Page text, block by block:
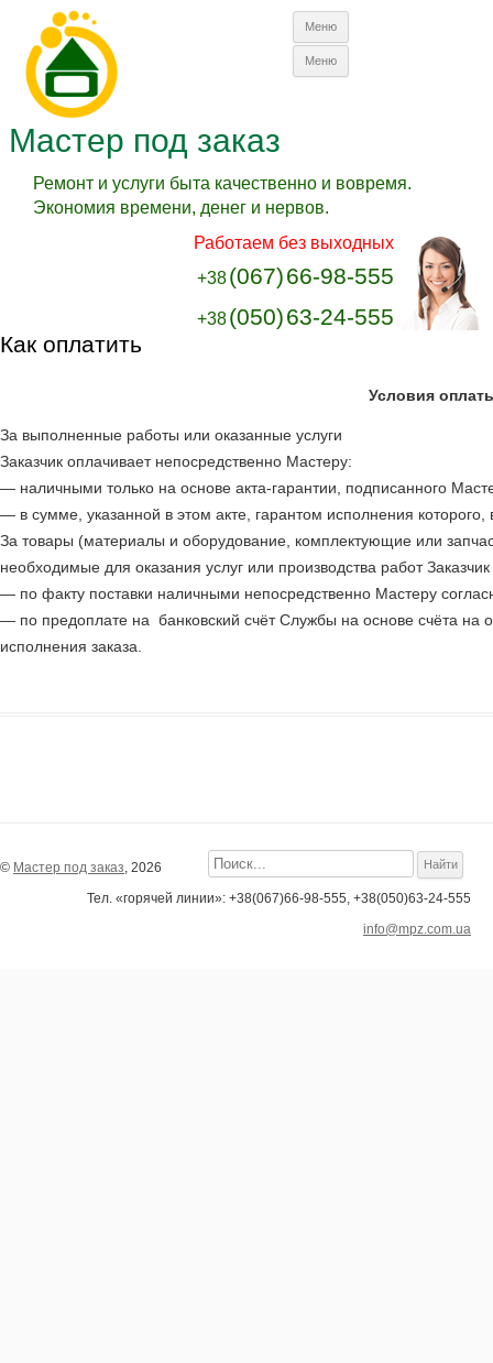
Мастер под заказ
Ремонт и услуги быта качественно и вовремя.
Экономия времени, денег и нервов.
Работаем без выходных
+38(067)66-98-555
+38(050)63-24-555
Меню
Меню
Как оплатить
Условия
За выполненные работы или оказанные услуги
Заказчик оплачивает непосредственно Мастеру:
— наличными только на основе акта-гарантии, подписанного
— в сумме, указанной в этом акте, гарантом исполнения
За товары (материалы и оборудование, комплектующие или
необходимые для оказания услуг или производства работ
— по факту поставки наличными непосредственно Мастеру
— по предоплате на банковский счёт Службы на основе счёта на
исполнения заказа.
© Мастер под заказ, 2026
Тел. «горячей линии»: +38(067)66-98-555, +38(050)63-24-555
info@mpz.com.ua